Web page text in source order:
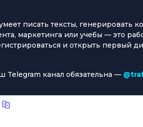
писать тексты, генерировать
маркетинга или учебы — это
и открыть первый
Telegram канал обязательна —